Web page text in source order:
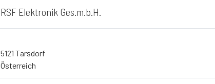
RSF Elektronik Ges.m.b.H.
5121 Tarsdorf
Österreich